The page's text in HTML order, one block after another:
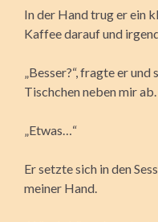
In der Hand trug er ein
Kaffee darauf und
„Besser?“, fragte er
Tischchen neben mir ab.
„Etwas…“
Er setzte sich in den
meiner Hand.